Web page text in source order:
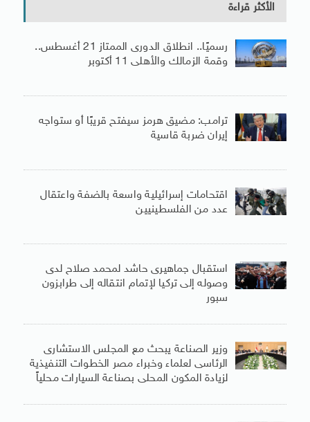
الأكثر قراءة
رسميًا.. انطلاق الدورى الممتاز 21 أغسطس..
وقمة الزمالك والأهلى 11 أكتوبر
ترامب: مضيق هرمز سيفتح قريبًا أو ستواجه
إيران ضربة قاسية
اقتحامات إسرائيلية واسعة بالضفة واعتقال
عدد من الفلسطينيين
استقبال جماهيرى حاشد لمحمد صلاح لدى
وصوله إلى تركيا لإتمام انتقاله إلى طرابزون
سبور
وزير الصناعة يبحث مع المجلس الاستشارى
الرئاسى لعلماء وخبراء مصر الخطوات التنفيذية
لزيادة المكون المحلى بصناعة السيارات محلياً